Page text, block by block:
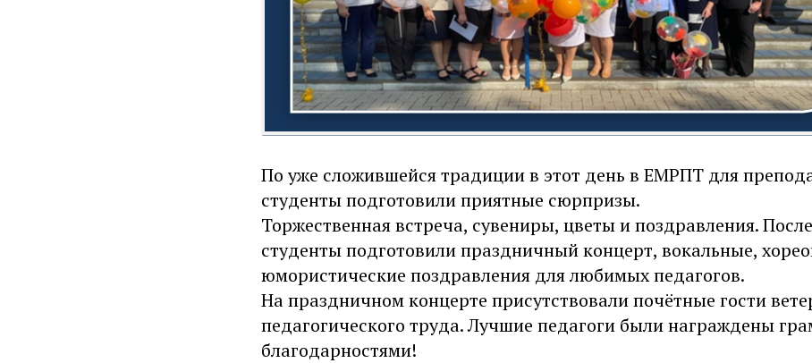
По уже сложившейся традиции в этот день в ЕМРПТ для
студенты подготовили приятные сюрпризы.
Торжественная встреча, сувениры, цветы и поздравления.
студенты подготовили праздничный концерт, вокальные,
юмористические поздравления для любимых педагогов.
На праздничном концерте присутствовали почётные гости
педагогического труда. Лучшие педагоги были награждены
благодарностями!